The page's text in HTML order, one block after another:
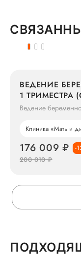
ВЕДЕНИЕ
1 ТРИМЕСТРА
Ведение
Клиника «Мать и
176 009 ₽
-
200 010 ₽